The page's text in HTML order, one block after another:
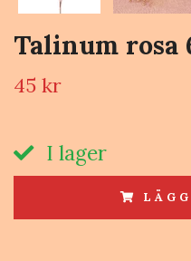
Talinum rosa
45 kr
I lager